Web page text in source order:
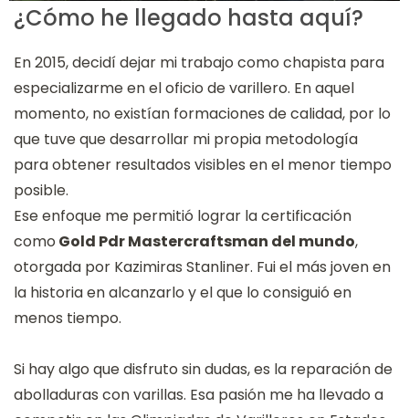
¿Cómo he llegado hasta aquí?
En 2015, decidí dejar mi trabajo como chapista para
especializarme en el oficio de varillero. En aquel
momento, no existían formaciones de calidad, por lo
que tuve que desarrollar mi propia metodología
para obtener resultados visibles en el menor tiempo
posible.
Ese enfoque me permitió lograr la certificación
como Gold Pdr Mastercraftsman del mundo,
otorgada por Kazimiras Stanliner. Fui el más joven en
la historia en alcanzarlo y el que lo consiguió en
menos tiempo.
Si hay algo que disfruto sin dudas, es la reparación de
abolladuras con varillas. Esa pasión me ha llevado a